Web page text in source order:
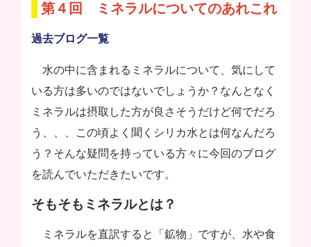
第４回 ミネラルについてのあれこれ
過去ブログ一覧
水の中に含まれるミネラルについて、気にして
いる方は多いのではないでしょうか？なんとなく
ミネラルは摂取した方が良さそうだけど何でだろ
う、、、この頃よく聞くシリカ水とは何なんだろ
う？そんな疑問を持っている方々に今回のブログ
を読んでいただきたいです。
そもそもミネラルとは？
ミネラルを直訳すると「鉱物」ですが、水や食